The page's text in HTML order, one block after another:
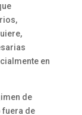
en
de
fuera de